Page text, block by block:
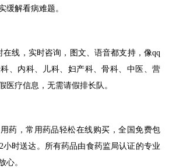
缓解看病难题。
在线，实时咨询，图文、语音都支持，像qq
、内科、儿科、妇产科、骨科、中医、营
医疗信息，无需请假排长队。
药，常用药品轻松在线购买，全国免费包
小时送达。所有药品由食药监局认证的专业
心。